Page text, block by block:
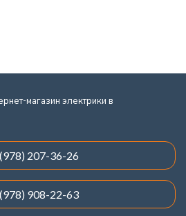
магазин электрики в
207-36-26
908-22-63